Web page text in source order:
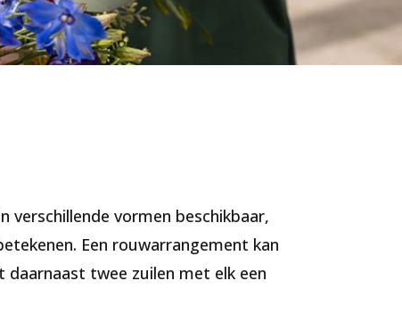
verschillende vormen beschikbaar,
Een rouwarrangement kan
twee zuilen met elk een